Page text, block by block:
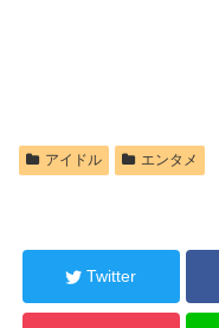
アイドル エンタメ
Twitter